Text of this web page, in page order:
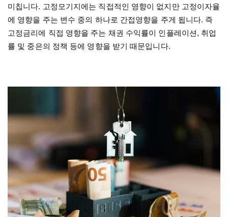
미칩니다. 고정모기지에는 직접적인 영향이 없지만 고정이자율
에 영향을 주는 변수 중의 하나로 간접영향을 주게 됩니다. 즉
고정금리에 직접 영향을 주는 채권 수익률이 인플레이션 , 취업
률 및 중은의 정책 등에 영향을 받기 때문입니다.